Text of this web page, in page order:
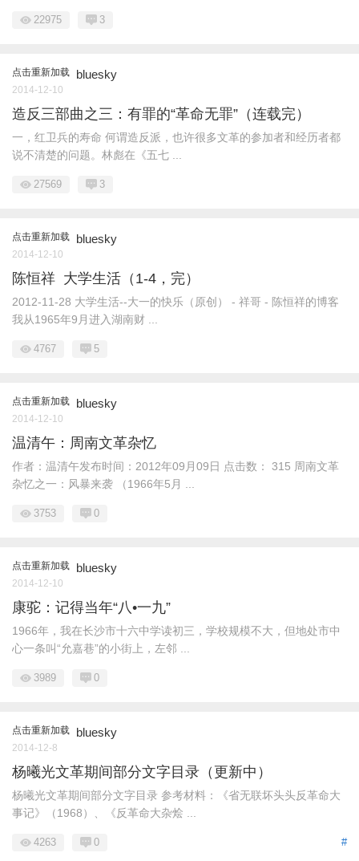
22975 3
点击重新加载 bluesky
2014-12-10
造反三部曲之三：有罪的“革命无罪”（连载完）
一，红卫兵的寿命 何谓造反派，也许很多文革的参加者和经历者都
说不清楚的问题。林彪在《五七 ...
27569 3
点击重新加载 bluesky
2014-12-10
陈恒祥 大学生活（1-4，完）
2012-11-28 大学生活--大一的快乐（原创） - 祥哥 - 陈恒祥的博客
我从1965年9月进入湖南财 ...
4767 5
点击重新加载 bluesky
2014-12-10
温清午：周南文革杂忆
作者：温清午发布时间：2012年09月09日 点击数： 315 周南文革
杂忆之一：风暴来袭 （1966年5月 ...
3753 0
点击重新加载 bluesky
2014-12-10
康驼：记得当年“八•一九”
1966年，我在长沙市十六中学读初三，学校规模不大，但地处市中
心一条叫“允嘉巷”的小街上，左邻 ...
3989 0
点击重新加载 bluesky
2014-12-8
杨曦光文革期间部分文字目录（更新中）
杨曦光文革期间部分文字目录 参考材料：《省无联坏头头反革命大
事记》（1968）、《反革命大杂烩 ...
#
4263 0